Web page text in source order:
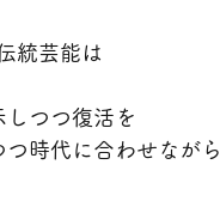
統芸能は
つつ復活を
時代に合わせながら